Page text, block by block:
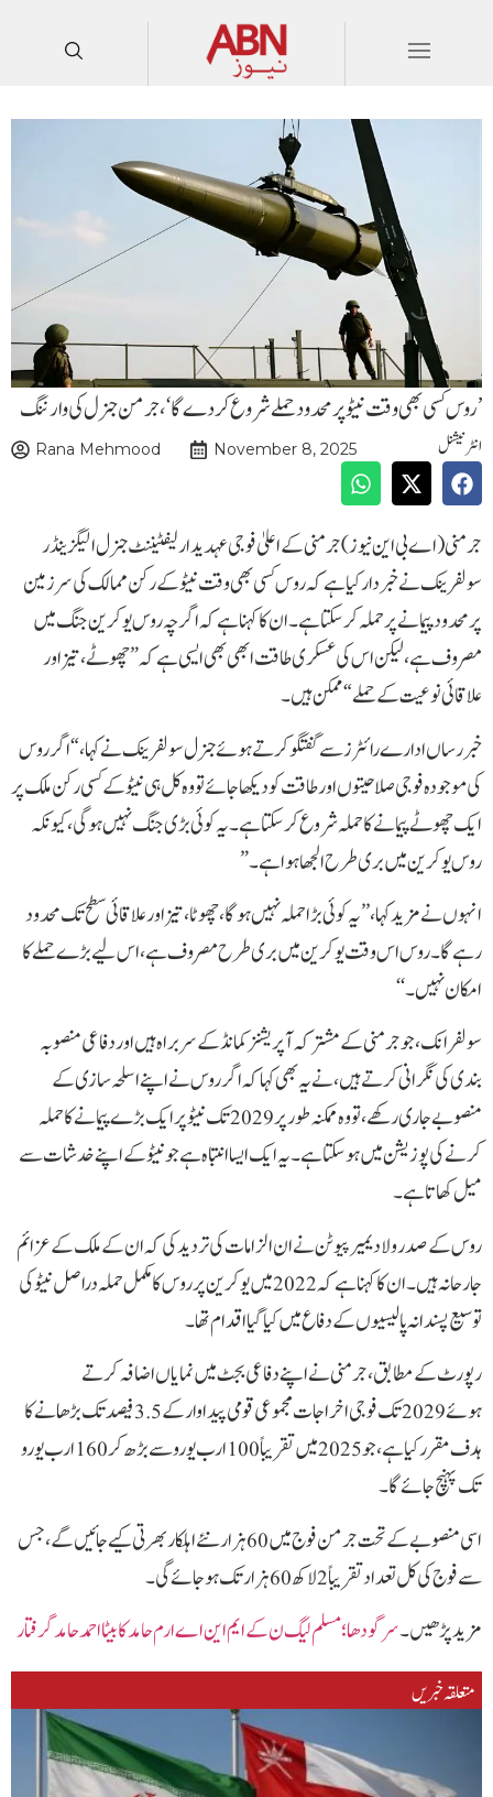
’روس کسی بھی وقت نیٹو پر محدود حملے شروع کردے گا‘، جرمن جنرل کی وارننگ
انٹرنیشنل Rana Mehmood November 8, 2025
جرمنی(اے بی این نیوز)جرمنی کے اعلیٰ فوجی عہدیدار لیفٹیننٹ جنرل الیگزینڈر
سولفرینک نے خبردار کیا ہے کہ روس کسی بھی وقت نیٹو کے رکن ممالک کی سرزمین
پر محدود پیمانے پر حملہ کر سکتا ہے۔ ان کا کہنا ہے کہ اگرچہ روس یوکرین جنگ میں
مصروف ہے، لیکن اس کی عسکری طاقت ابھی بھی ایسی ہے کہ ”چھوٹے، تیز اور
علاقائی نوعیت کے حملے“ ممکن ہیں۔
خبر رساں ادارے رائٹرز سے گفتگو کرتے ہوئے جنرل سولفرینک نے کہا، “اگر روس
کی موجودہ فوجی صلاحیتوں اور طاقت کو دیکھا جائے تو وہ کل ہی نیٹو کے کسی رکن ملک پر
ایک چھوٹے پیمانے کا حملہ شروع کر سکتا ہے۔ یہ کوئی بڑی جنگ نہیں ہوگی، کیونکہ
روس یوکرین میں بری طرح الجھا ہوا ہے۔”
انہوں نے مزید کہا، ’’یہ کوئی بڑا حملہ نہیں ہو گا، چھوٹا، تیز اور علاقائی سطح تک محدود
رہے گا۔ روس اس وقت یوکرین میں بری طرح مصروف ہے، اس لیے بڑے حملے کا
امکان نہیں۔‘‘
سولفرانک، جو جرمنی کے مشترکہ آپریشنز کمانڈ کے سربراہ ہیں اور دفاعی منصوبہ
بندی کی نگرانی کرتے ہیں، نے یہ بھی کہا کہ اگر روس نے اپنے اسلحہ سازی کے
منصوبے جاری رکھے، تو وہ ممکنہ طور پر 2029 تک نیٹو پر ایک بڑے پیمانے کا حملہ
کرنے کی پوزیشن میں ہو سکتا ہے۔ یہ ایک ایسا انتباہ ہے جو نیٹو کے اپنے خدشات سے
میل کھاتا ہے۔
روس کے صدر ولادیمیر پیوٹن نے ان الزامات کی تردید کی کہ ان کے ملک کے عزائم
جارحانہ ہیں۔ ان کا کہنا ہے کہ 2022 میں یوکرین پر روس کا مکمل حملہ دراصل نیٹو کی
توسیع پسندانہ پالیسیوں کے دفاع میں کیا گیا اقدام تھا۔
رپورٹ کے مطابق، جرمنی نے اپنے دفاعی بجٹ میں نمایاں اضافہ کرتے
ہوئے 2029 تک فوجی اخراجات مجموعی قومی پیداوار کے 3.5 فیصد تک بڑھانے کا
ہدف مقرر کیا ہے، جو 2025 میں تقریباً 100 ارب یورو سے بڑھ کر 160 ارب یورو
تک پہنچ جائے گا۔
اسی منصوبے کے تحت جرمن فوج میں 60 ہزار نئے اہلکار بھرتی کیے جائیں گے، جس
سے فوج کی کل تعداد تقریباً 2 لاکھ 60 ہزار تک ہو جائے گی۔
مزید پڑھیں۔سرگودھا؛مسلم لیگ ن کے ایم این اے ارم حامد کا بیٹا احمد حامد گرفتار
متعلقہ خبریں